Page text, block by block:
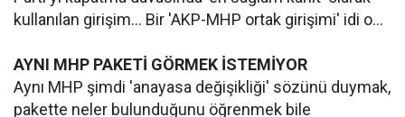
kullanılan girişim... Bir 'AKP-MHP ortak girişimi' idi o...
AYNI MHP PAKETİ GÖRMEK İSTEMİYOR
Aynı MHP şimdi 'anayasa değişikliği' sözünü duymak,
pakette neler bulunduğunu öğrenmek bile